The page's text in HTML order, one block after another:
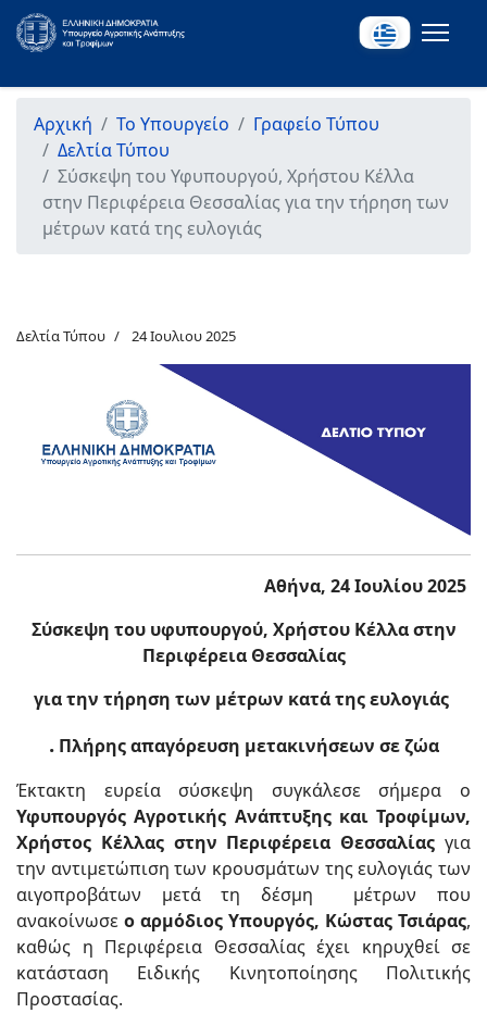
Αρχική Το Υπουργείο
Γραφείο Τύπου
Δελτία Τύπου
Σύσκεψη του Υφυπουργού, Χρήστου Κέλλα
στην Περιφέρεια Θεσσαλίας για την τήρηση των
μέτρων κατά της ευλογιάς
Δελτία Τύπου 24 Ιουλιου 2025
Αθήνα, 24 Ιουλίου 2025
Σύσκεψη του υφυπουργού, Χρήστου Κέλλαστην
Περιφέρεια Θεσσαλίας
για την τήρηση των μέτρων κατά της ευλογιάς
.Πλήρης απαγόρευση μετακινήσεων σε ζώα
Έκτακτη ευρεία σύσκεψη συγκάλεσε σήμερα ο
Υφυπουργός Αγροτικής Ανάπτυξης και Τροφίμων,
Χρήστος Κέλλας στην Περιφέρεια Θεσσαλίας για
την αντιμετώπιση των κρουσμάτων της ευλογιάς των
αιγοπροβάτων μετά τη δέσμη μέτρων που
ανακοίνωσε ο αρμόδιος Υπουργός, Κώστας Τσιάρας,
καθώς η Περιφέρεια Θεσσαλίας έχει κηρυχθεί σε
κατάσταση Ειδικής Κινητοποίησης Πολιτικής
Προστασίας.